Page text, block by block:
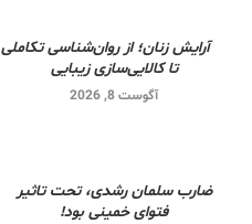
آرایش زنان؛ از روان‌شناسی تکاملی
تا کالایی‌سازی زیبایی
آگوست 8, 2026
ضارب سلمان رشدی، تحت تاثیر
فتوای خمینی بود!